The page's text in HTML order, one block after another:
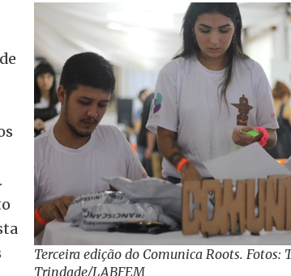
Terceira edição do Comunica Roots. Fotos:
Trindade/LABFEM